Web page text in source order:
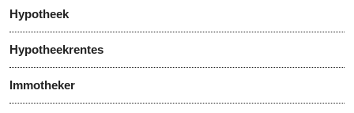
Hypotheek
Hypotheekrentes
Immotheker